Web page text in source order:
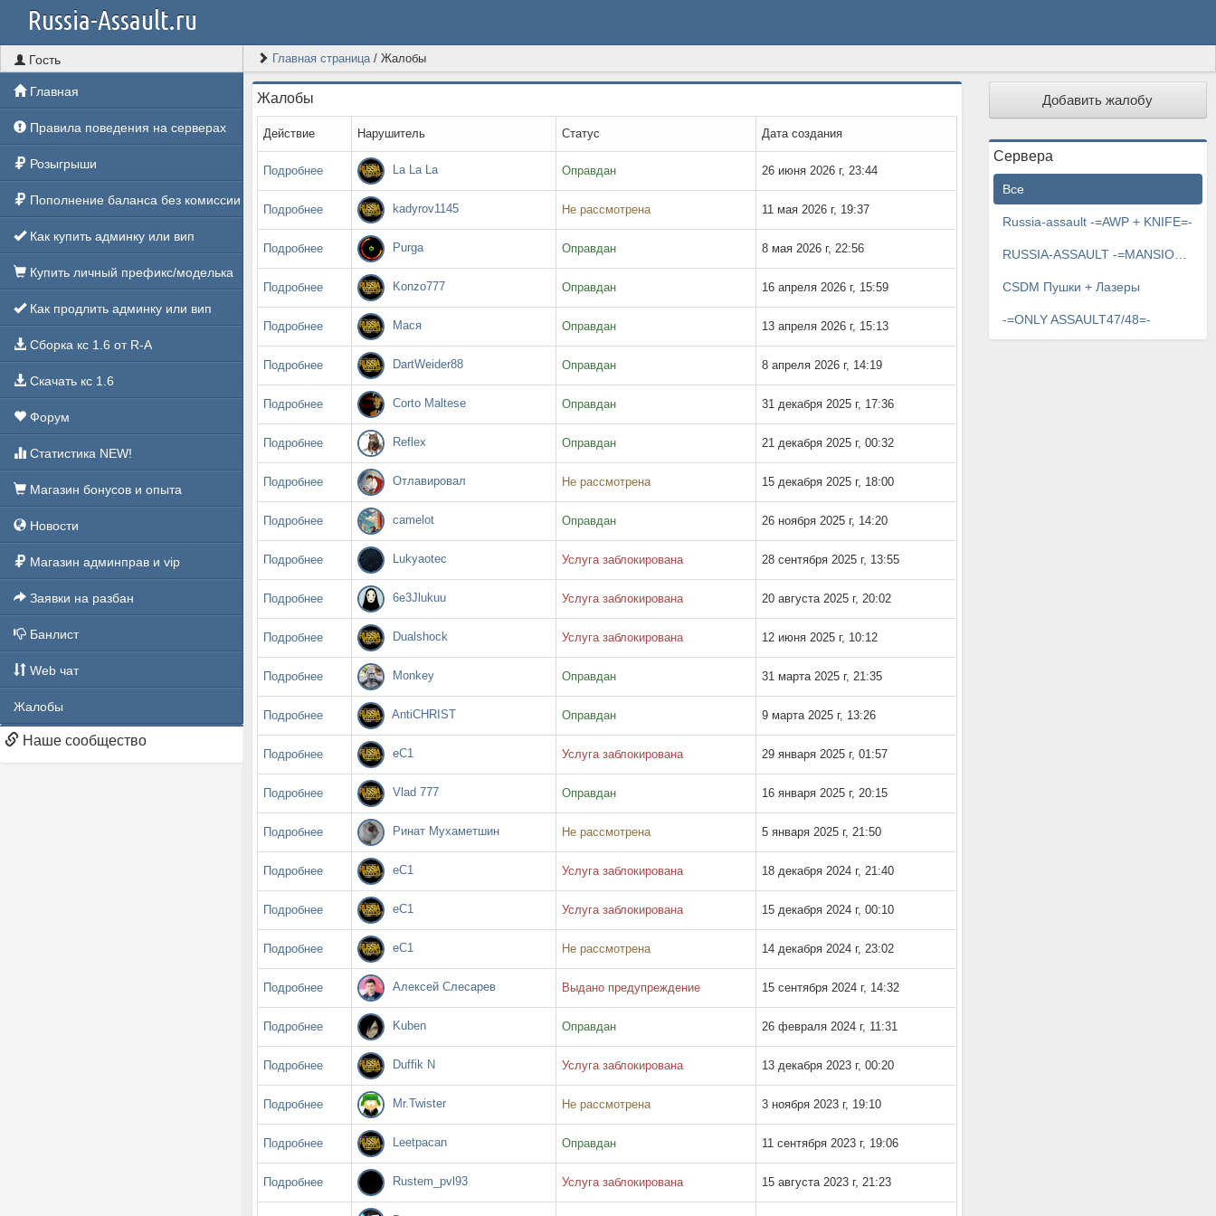
Russia-Assault.ru
Гость
Главная
Правила поведения на серверах
Розыгрыши
Пополнение баланса без комиссии
Как купить админку или вип
Купить личный префикс/моделька
Как продлить админку или вип
Сборка кс 1.6 от R-A
Скачать кс 1.6
Форум
Статистика NEW!
Магазин бонусов и опыта
Новости
Магазин админправ и vip
Заявки на разбан
Банлист
Web чат
Жалобы
Наше сообщество
Главная страница/ Жалобы
Жалобы
Действие Нарушитель Статус Дата создания
Подробнее La La La Оправдан 26 июня 2026 г, 23:44
Подробнее kadyrov1145 Не рассмотрена 11 мая 2026 г, 19:37
Подробнее Purga Оправдан 8 мая 2026 г, 22:56
Подробнее Konzo777 Оправдан 16 апреля 2026 г, 15:59
Подробнее Мася Оправдан 13 апреля 2026 г, 15:13
Подробнее DartWeider88 Оправдан 8 апреля 2026 г, 14:19
Подробнее Corto Maltese Оправдан 31 декабря 2025 г, 17:36
Подробнее Reflex Оправдан 21 декабря 2025 г, 00:32
Подробнее Отлавировал Не рассмотрена 15 декабря 2025 г, 18:00
Подробнее camelot Оправдан 26 ноября 2025 г, 14:20
Подробнее Lukyaotec Услуга заблокирована 28 сентября 2025 г, 13:55
Подробнее 6e3Jlukuu Услуга заблокирована 20 августа 2025 г, 20:02
Подробнее Dualshock Услуга заблокирована 12 июня 2025 г, 10:12
Подробнее Monkey Оправдан 31 марта 2025 г, 21:35
Подробнее AntiCHRIST Оправдан 9 марта 2025 г, 13:26
Подробнее eC1 Услуга заблокирована 29 января 2025 г, 01:57
Подробнее Vlad 777 Оправдан 16 января 2025 г, 20:15
Подробнее Ринат Мухаметшин Не рассмотрена 5 января 2025 г, 21:50
Подробнее eC1 Услуга заблокирована 18 декабря 2024 г, 21:40
Подробнее eC1 Услуга заблокирована 15 декабря 2024 г, 00:10
Подробнее eC1 Не рассмотрена 14 декабря 2024 г, 23:02
Подробнее Алексей Слесарев Выдано предупреждение 15 сентября 2024 г, 14:32
Подробнее Kuben Оправдан 26 февраля 2024 г, 11:31
Подробнее Duffik N Услуга заблокирована 13 декабря 2023 г, 00:20
Подробнее Mr.Twister Не рассмотрена 3 ноября 2023 г, 19:10
Подробнее Leetpacan Оправдан 11 сентября 2023 г, 19:06
Подробнее Rustem_pvl93 Услуга заблокирована 15 августа 2023 г, 21:23
Добавить жалобу
Сервера
Все
Russia-assault -=AWP + KNIFE=-
RUSSIA-ASSAULT -=MANSION=-
CSDM Пушки + Лазеры
-=ONLY ASSAULT47/48=-